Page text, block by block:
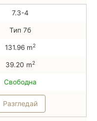
7.3-4
Тип 7б
131.96 m2
39.20 m2
Свободна
Разгледай